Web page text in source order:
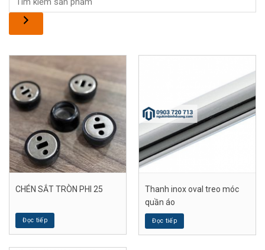
CHÉN SẮT TRÒN PHI 25
Đọc tiếp
Thanh inox oval treo móc
quần áo
Đọc tiếp